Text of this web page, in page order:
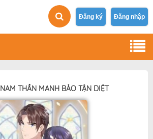
Đăng ký Đăng nhập
NAM THẦN MANH BẢO TẬN DIỆT